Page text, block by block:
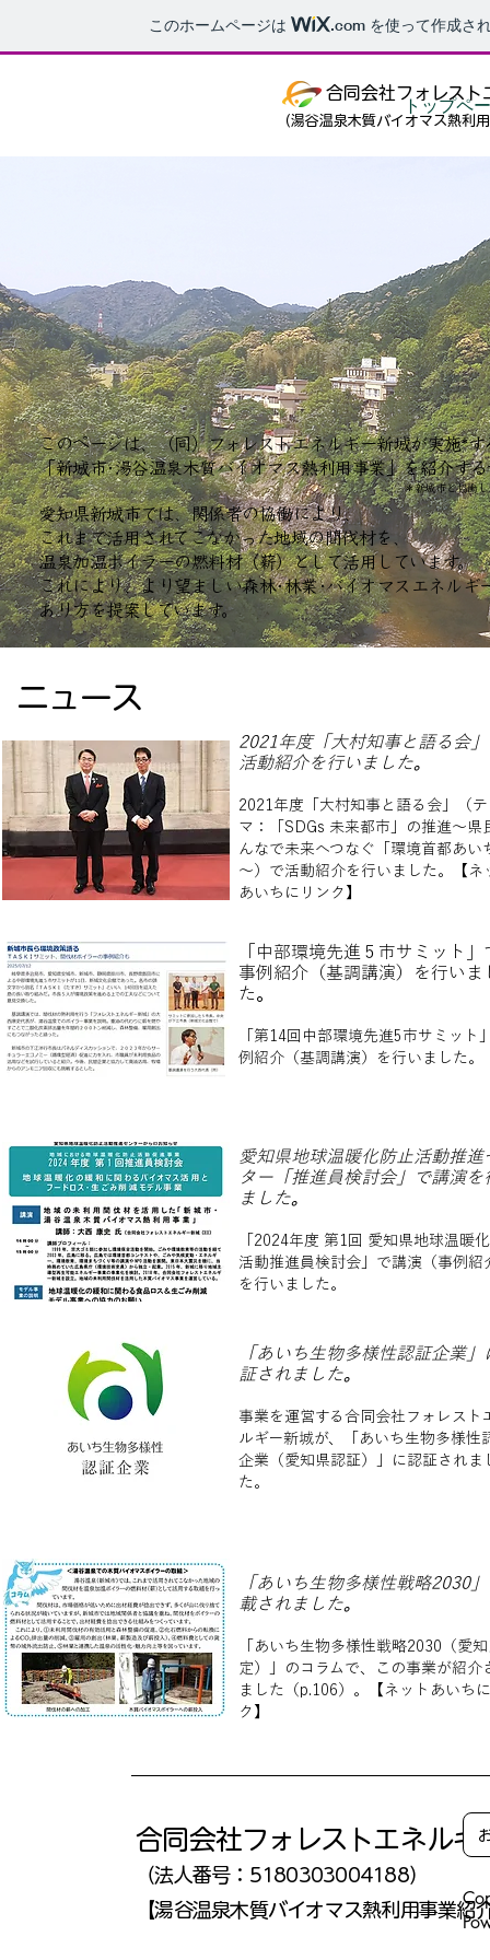
このホームページは .comを使って作成さ
​​ 合同会社フォレスト
（湯谷温泉木質バイオマス熱利
トップペ
このページは、（同）フォレストエネルギー新城が実施*す
「新城市･湯谷温泉木質バイオマス熱利用事業」を紹介する
＊新城市と協働
愛知県新城市では、関係者の協働により、
これまで活用されてこなかった地域の間伐材を、
温泉加温ボイラーの燃料材（薪）として活用しています。
これにより、より望ましい森林･林業･バイオマスエネルギ
あり方を提案しています。
ニュース
2021年度「大村知事と語る会
活動紹介を行いました。
​2021年度「大村知事と語る会」（
マ：「SDGs 未来都市」の推進～県
んなで未来へつなぐ「環境首都あい
～）で活動紹介を行いました。【ネ
あいちにリンク】
「中部環境先進５市サミット」
事例紹介（基調講演）を行いま
た 。
「第14回中部環境先進5市サミット
例紹介（基調講演）を行いました。
愛知県地球温暖化防止活動推進
ター「推進員検討会」で講演を
ました。
「2024年度 第1回 愛知県地球温暖
活動推進員検討会」で講演（事例紹
を行いました。
「あいち生物多様性認証企業」
証されました。
事業を運営する合同会社フォレスト
ルギー新城が、「あいち生物多様性
企業（愛知県認証）」に認証されま
た。
「あいち生物多様性戦略2030」
載されました。
「あいち生物多様性戦略2030（愛
定）」
のコラムで、この事業が紹介
ました（p.106）。【ネットあいち
ク】
合同会社フォレストエネルギ
（法人番号：5180303004188）
【湯谷温泉木質バイオマス熱利用事業紹